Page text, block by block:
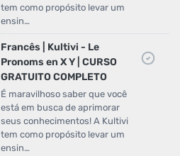
tem como propósito levar um
ensin…
Francês | Kultivi - Le
Pronoms en X Y | CURSO
GRATUITO COMPLETO
É maravilhoso saber que você
está em busca de aprimorar
seus conhecimentos! A Kultivi
tem como propósito levar um
ensin…